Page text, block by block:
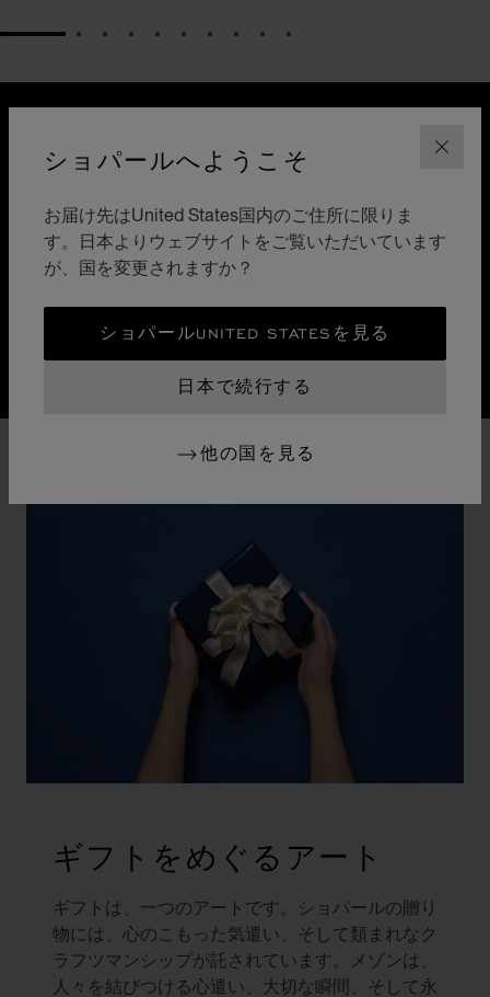
閉じる
ショパールへようこそ
お届け先はUnited States国内のご住所に限りま
す。日本よりウェブサイトをご覧いただいています
が、国を変更されますか？
ショパールUNITED STATESを見る
日本で続行する
他の国を見る
GO TO SLIDE 1GO TO SLIDE 2
GO TO SLIDE 3
GO TO SLIDE 4
GO TO SLIDE 5
GO TO SLIDE 6
GO TO SLIDE 7
GO TO SLIDE 8
GO TO SLIDE 9
GO TO SLIDE 10
アイコニックなデザイン
自然界によって導かれたショパールの時計職人の手技。
アルパイン イーグル スイス製ウォッチは、精緻なディ
テールを兼ね備えたタイムピースです。壮大なアルプス
生しました。
ギフトをめぐるアート
ギフトは、一つのアートです。ショパールの贈り
物には、心のこもった気遣い、そして類まれなク
ラフツマンシップが託されています。メゾンは、
人々を結びつける心遣い、大切な瞬間、そして永